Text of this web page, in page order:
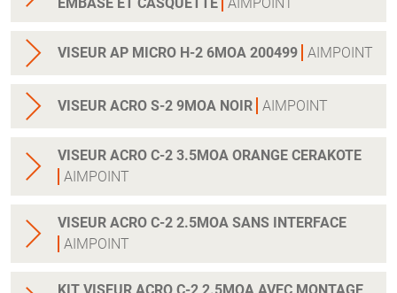
VISEUR AP MICRO H-2 6MOA 200499 AIMPOINT
VISEUR ACRO S-2 9MOA NOIR AIMPOINT
VISEUR ACRO C-2 3.5MOA ORANGE CERAKOTE
AIMPOINT
VISEUR ACRO C-2 2.5MOA SANS INTERFACE
AIMPOINT